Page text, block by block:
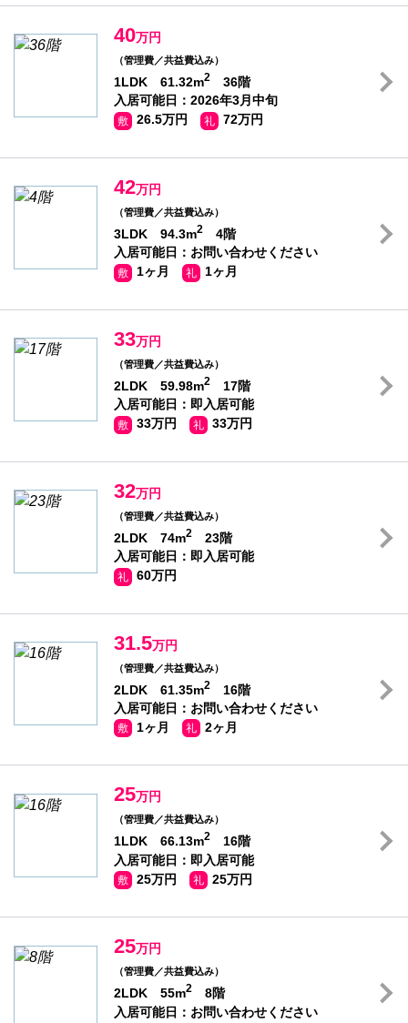
40万円
（管理費／共益費込み）
1LDK 61.32m2
36階
入居可能日：2026年3月中旬
敷 26.5万円 礼 72万円
42万円
（管理費／共益費込み）
3LDK 94.3m2
4階
入居可能日：お問い合わせください
敷 1ヶ月 礼 1ヶ月
33万円
（管理費／共益費込み）
2LDK 59.98m2
17階
入居可能日：即入居可能
敷 33万円 礼 33万円
32万円
（管理費／共益費込み）
2LDK 74m2
23階
入居可能日：即入居可能
礼 60万円
31.5万円
（管理費／共益費込み）
2LDK 61.35m2
16階
入居可能日：お問い合わせください
敷 1ヶ月 礼 2ヶ月
25万円
（管理費／共益費込み）
1LDK 66.13m2
16階
入居可能日：即入居可能
敷 25万円 礼 25万円
25万円
（管理費／共益費込み）
2LDK 55m2
8階
入居可能日：お問い合わせください